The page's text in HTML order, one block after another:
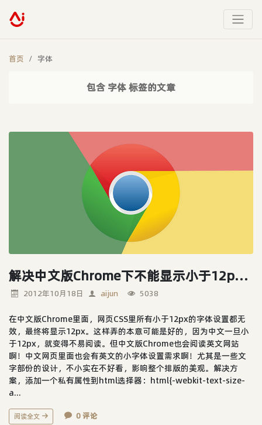
首页 字体
包含 字体 标签的文章
解决中文版Chrome下不能显示小于12px的字体
2012年10月18日 aijun 5038
在中文版Chrome里面，网页CSS里所有小于12px的字体设置都无
效，最终将显示12px。这样弄的本意可能是好的，因为中文一旦小
于12px，就变得不易阅读。但中文版Chrome也会阅读英文网站
啊！中文网页里面也会有英文的小字体设置需求啊！尤其是一些文
字部份的设计，不小实在不好看，影响整个排版的美观。解决方
案，添加一个私有属性到html选择器：html{-webkit-text-size-
a...
阅读全文 0 评论